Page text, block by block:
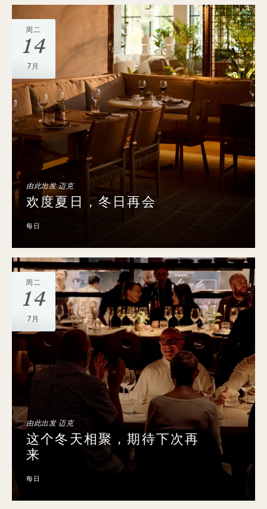
周二
14
7月
由此出发 迈克
欢度夏日，冬日再会
每日
周二
14
7月
由此出发 迈克
这个冬天相聚，期待下次再
来
每日